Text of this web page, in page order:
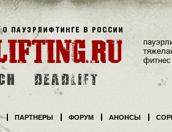
фитнес
ПАРТНЕРЫ ФОРУМ АНОНСЫ